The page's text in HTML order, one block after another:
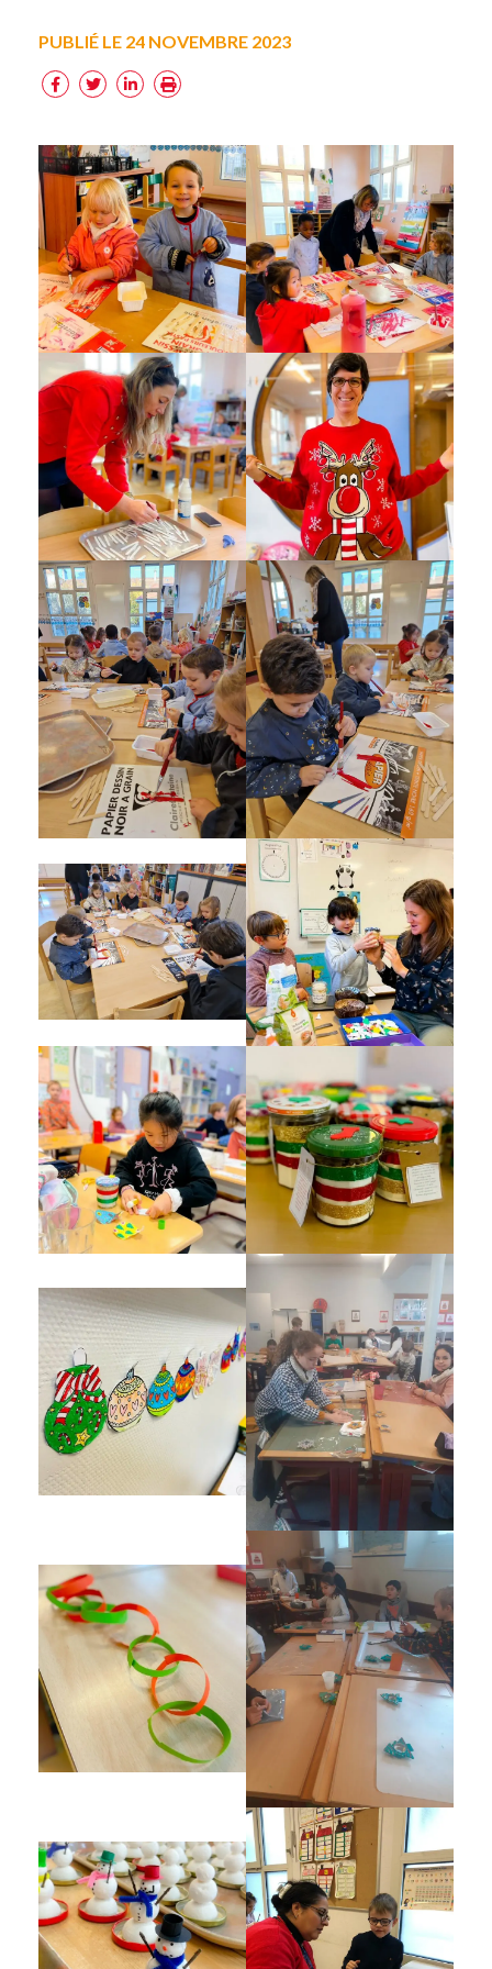
PUBLIÉ LE 24 NOVEMBRE 2023